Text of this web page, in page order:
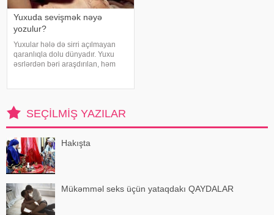
Yuxuda sevişmək nəyə
yozulur?
Yuxular hələ də sirri açılmayan
qaranlıqla dolu dünyadır. Yuxu
əsrlərdən bəri araşdırılan, həm
cinsəliklSEÇILMIŞ YAZILAR
Hakışta
Mükəmməl seks üçün yataqdakı QAYDALAR